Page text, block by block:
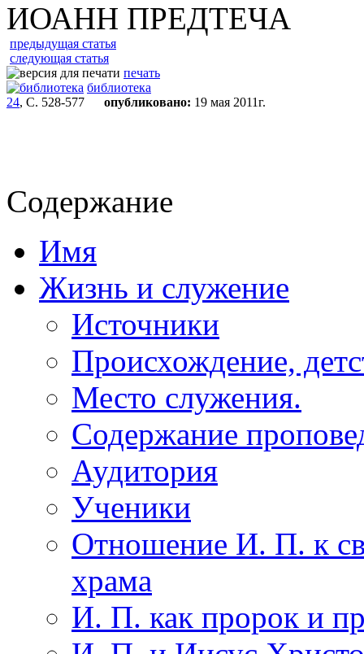
ИОАНН ПРЕДТЕЧА
предыдущая статья
следующая статья
печать
библиотека
24, С. 528-577 опубликовано: 19 мая 2011г.
Содержание
Имя
Жизнь и служение
Источники
Происхождение,
Место служения.
Содержание
Аудитория
Ученики
Отношение И. П. к
храма
И. П. как пророк и